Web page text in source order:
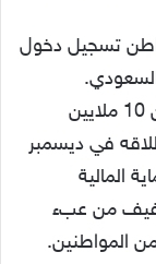
تسجيل دخول
وابليكيشن دعم المواطن، وتسجيل أكثر من 10 ملايين
في ديسمبر
المالية
من عبء
من المواطنين.